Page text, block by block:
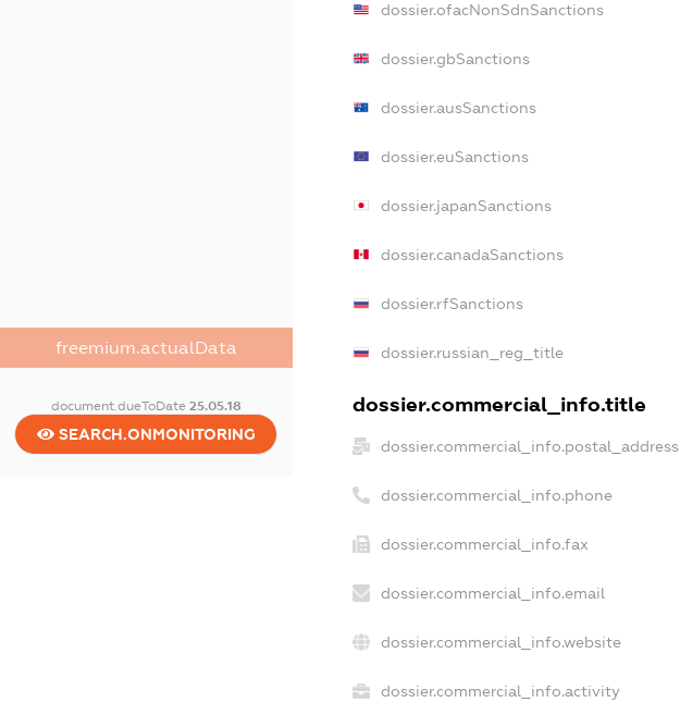
freemium.actualData
document.dueToDate 25.05.18
SEARCH.ONMONITORING
dossier.ofacNonSdnSanctions
dossier.gbSanctions
dossier.ausSanctions
dossier.euSanctions
dossier.japanSanctions
dossier.canadaSanctions
dossier.rfSanctions
dossier.russian_reg_title
dossier.commercial_info.title
dossier.commercial_info.postal_address
dossier.commercial_info.phone
dossier.commercial_info.fax
dossier.commercial_info.email
dossier.commercial_info.website
dossier.commercial_info.activity